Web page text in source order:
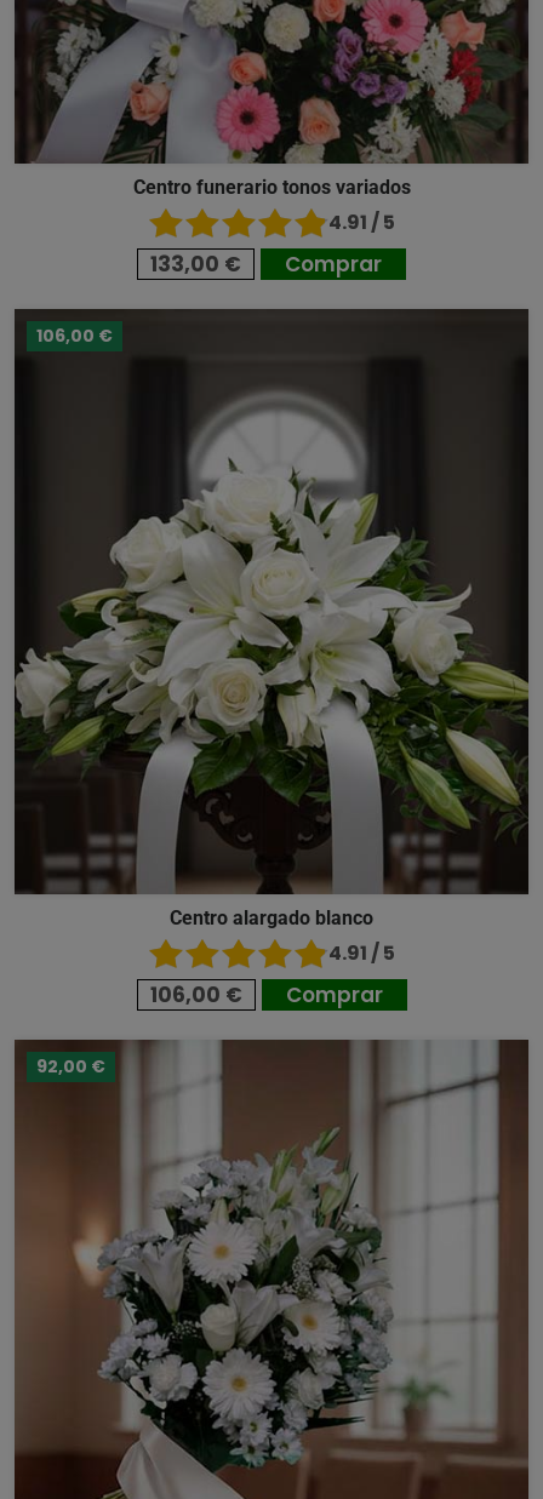
Centro funerario tonos variados
4.91 / 5
133,00 € Comprar
106,00 €
Centro alargado blanco
4.91 / 5
106,00 € Comprar
92,00 €